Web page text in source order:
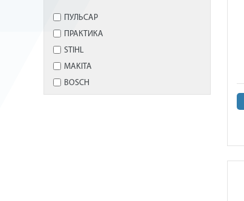
ПУЛЬСАР
ПРАКТИКА
STIHL
MAKITA
BOSCH